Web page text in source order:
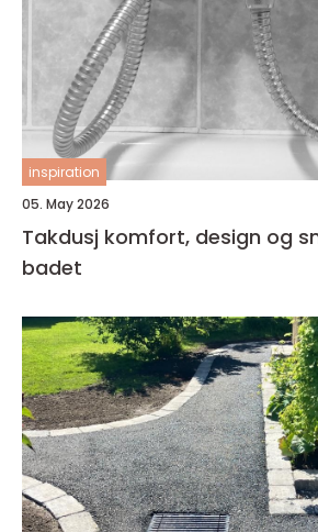
inspiration
05. May 2026
Takdusj komfort, design og smarte valg på
badet